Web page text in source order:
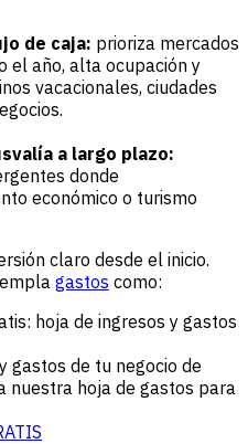
de caja: prioriza mercados
el año, alta ocupación y
vacacionales, ciudades
a largo plazo:
donde
económico o turismo
claro desde el inicio.
gastos como:
hoja de ingresos y gastos
gastos de tu negocio de
nuestra hoja de gastos para